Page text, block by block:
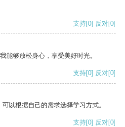
支持[0] 反对[0]
能够放松身心，享受美好时光。
支持[0] 反对[0]
以根据自己的需求选择学习方式。
支持[0] 反对[0]